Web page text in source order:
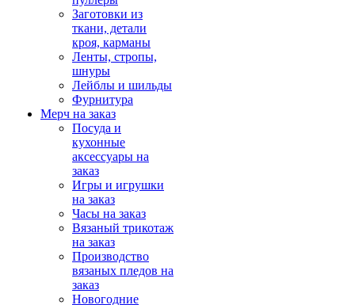
Заготовки из
ткани, детали
кроя, карманы
Ленты, стропы,
шнуры
Лейблы и шильды
Фурнитура
Мерч на заказ
Посуда и
кухонные
аксессуары на
заказ
Игры и игрушки
на заказ
Часы на заказ
Вязаный трикотаж
на заказ
Производство
вязаных пледов на
заказ
Новогодние